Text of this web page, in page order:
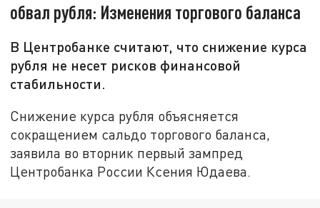
обвал рубля: Изменения торгового баланса
В Центробанке считают, что снижение курса
рубля не несет рисков финансовой
стабильности.
Снижение курса рубля объясняется
сокращением сальдо торгового баланса,
заявила во вторник первый зампред
Центробанка России Ксения Юдаева.